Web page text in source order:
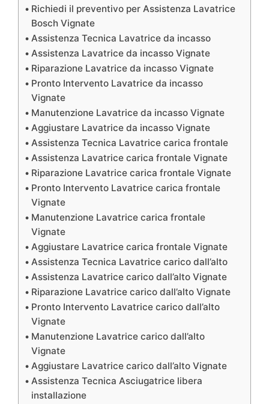
Richiedi il preventivo per Assistenza Lavatrice
Bosch Vignate
Assistenza Tecnica Lavatrice da incasso
Assistenza Lavatrice da incasso Vignate
Riparazione Lavatrice da incasso Vignate
Pronto Intervento Lavatrice da incasso
Vignate
Manutenzione Lavatrice da incasso Vignate
Aggiustare Lavatrice da incasso Vignate
Assistenza Tecnica Lavatrice carica frontale
Assistenza Lavatrice carica frontale Vignate
Riparazione Lavatrice carica frontale Vignate
Pronto Intervento Lavatrice carica frontale
Vignate
Manutenzione Lavatrice carica frontale
Vignate
Aggiustare Lavatrice carica frontale Vignate
Assistenza Tecnica Lavatrice carico dall’alto
Assistenza Lavatrice carico dall’alto Vignate
Riparazione Lavatrice carico dall’alto Vignate
Pronto Intervento Lavatrice carico dall’alto
Vignate
Manutenzione Lavatrice carico dall’alto
Vignate
Aggiustare Lavatrice carico dall’alto Vignate
Assistenza Tecnica Asciugatrice libera
installazione